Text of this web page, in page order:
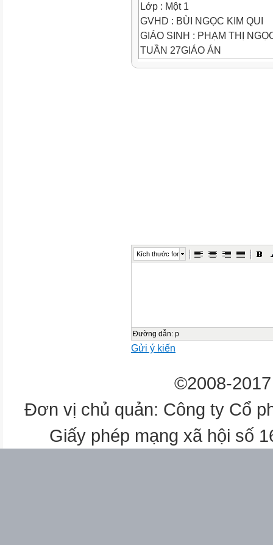
Lớp : Một 1
GVHD : BÙI NGỌC KIM QUI
GIÁO SINH : PHẠM THỊ
TUẦN 27GIÁO ÁN
1’
25’
Kích thước font
Đường dẫn: p
Gửi ý kiến
©2008-
Đơn vị chủ quản: Công ty Cổ
Giấy phép mạng xã hội số